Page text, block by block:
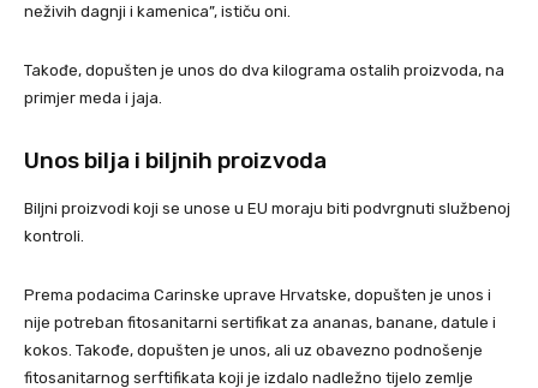
neživih dagnji i kamenica”, ističu oni.
Takođe, dopušten je unos do dva kilograma ostalih proizvoda, na
primjer meda i jaja.
Unos bilja i biljnih proizvoda
Biljni proizvodi koji se unose u EU moraju biti podvrgnuti službenoj
kontroli.
Prema podacima Carinske uprave Hrvatske, dopušten je unos i
nije potreban fitosanitarni sertifikat za ananas, banane, datule i
kokos. Takođe, dopušten je unos, ali uz obavezno podnošenje
fitosanitarnog serftifikata koji je izdalo nadležno tijelo zemlje